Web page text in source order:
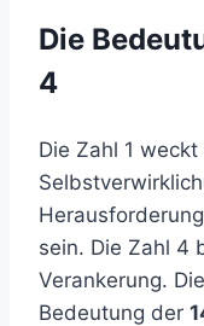
Die
4
Die Zahl 1
sein. Die Zahl 4
Verankerung.
Bedeutung der